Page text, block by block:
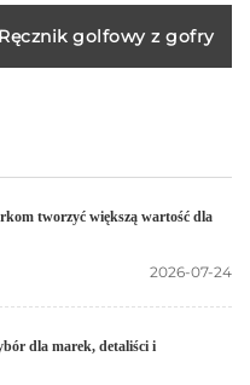
Ręcznik golfowy z gofry
tworzyć większą wartość dla
2026-07-24
dla marek, detaliści i